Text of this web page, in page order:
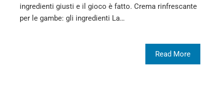
ingredienti giusti e il gioco è fatto. Crema rinfrescante
per le gambe: gli ingredienti La…
Read More